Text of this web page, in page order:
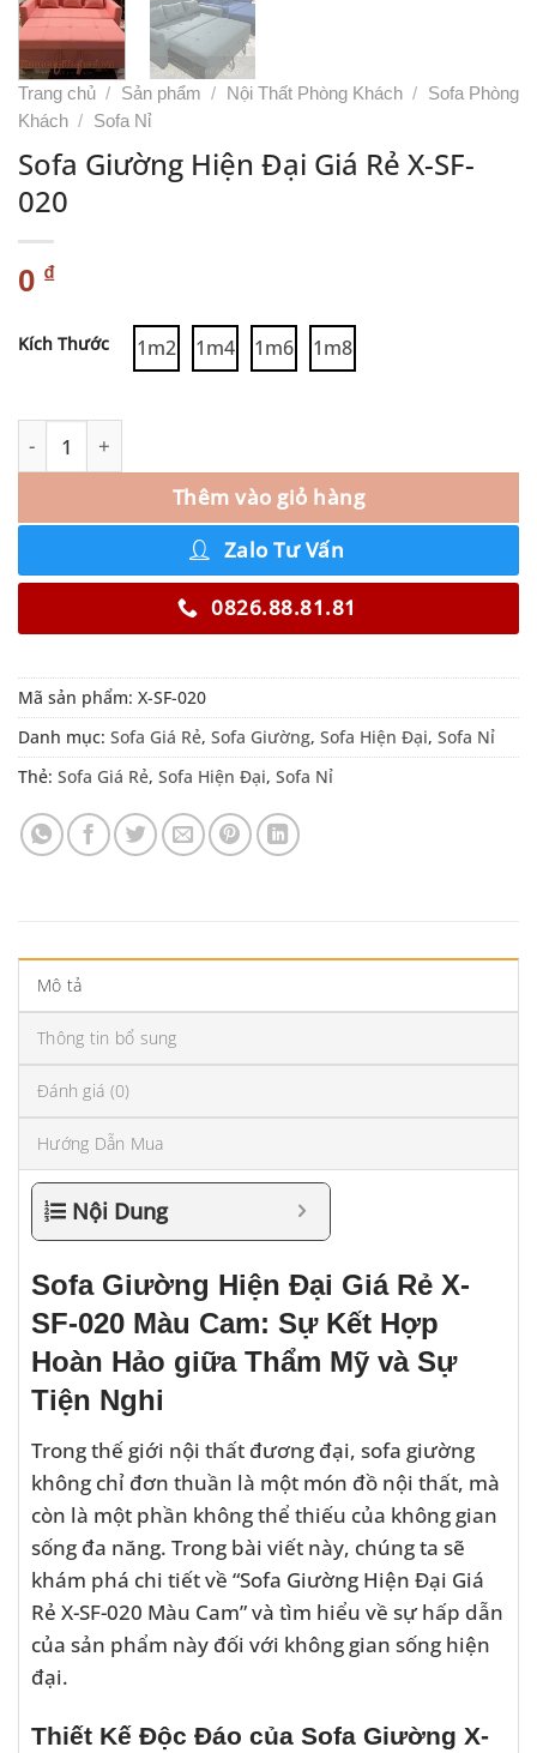
Trang chủ / Sản phẩm / Nội Thất Phòng Khách /
Sofa Phòng
Khách / Sofa Nỉ
Sofa Giường Hiện Đại Giá Rẻ X-SF-
020
0 ₫
Kích Thước 1m2 1m4 1m6 1m8
Thêm vào giỏ hàng
Zalo Tư Vấn
0826.88.81.81
Mã sản phẩm: X-SF-020
Danh mục: Sofa Giá Rẻ, Sofa Giường, Sofa Hiện Đại, Sofa Nỉ
Thẻ: Sofa Giá Rẻ, Sofa Hiện Đại, Sofa Nỉ
Mô tả
Thông tin bổ sung
Đánh giá (0)
Hướng Dẫn Mua
Nội Dung
Sofa Giường Hiện Đại Giá Rẻ X-
SF-020 Màu Cam: Sự Kết Hợp
Hoàn Hảo giữa Thẩm Mỹ và Sự
Tiện Nghi
Trong thế giới nội thất đương đại, sofa giường
không chỉ đơn thuần là một món đồ nội thất, mà
còn là một phần không thể thiếu của không gian
sống đa năng. Trong bài viết này, chúng ta sẽ
khám phá chi tiết về “Sofa Giường Hiện Đại Giá
Rẻ X-SF-020 Màu Cam” và tìm hiểu về sự hấp dẫn
của sản phẩm này đối với không gian sống hiện
đại.
Thiết Kế Độc Đáo của Sofa Giường X-